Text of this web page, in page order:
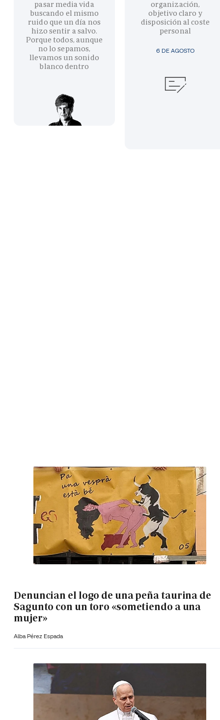
pasar media vida
buscando el mismo
ruido que un día nos
hizo sentir a salvo.
Porque todos, aunque
no lo sepamos,
llevamos un sonido
blanco dentro
6 DE AGOSTO
organización,
objetivo claro y
disposición al coste
personal
Denuncian el logo de una peña taurina de
Sagunto con un toro «sometiendo a una
mujer»
Alba Pérez Espada